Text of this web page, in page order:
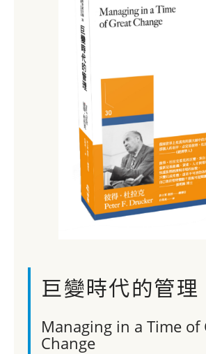
巨變時代的管理
Managing in a Time of
Change